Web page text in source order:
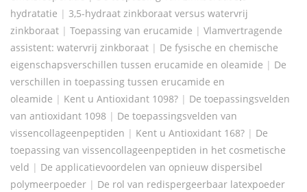
hydratatie | 3,5-hydraat zinkboraat versus watervrij
zinkboraat | Toepassing van erucamide | Vlamvertragende
assistent: watervrij zinkboraat | De fysische en chemische
eigenschapsverschillen tussen erucamide en oleamide | De
verschillen in toepassing tussen erucamide en
oleamide | Kent u Antioxidant 1098? | De toepassingsvelden
van antioxidant 1098 | De toepassingsvelden van
vissencollageenpeptiden | Kent u Antioxidant 168? | De
toepassing van vissencollageenpeptiden in het cosmetische
veld | De applicatievoordelen van opnieuw dispersibel
polymeerpoeder | De rol van redispergeerbaar latexpoeder